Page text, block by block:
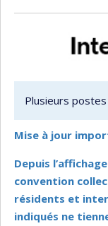
Plusieurs
Mise à jour
Depuis
convention
résidents et
indiqués ne